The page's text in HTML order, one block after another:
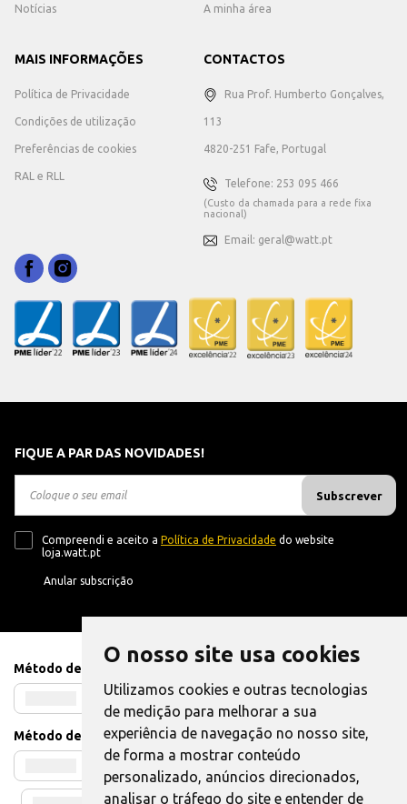
O nosso site usa cookies
Utilizamos cookies e outras tecnologias
de medição para melhorar a sua
experiência de navegação no nosso site,
de forma a mostrar conteúdo
personalizado, anúncios direcionados,
analisar o tráfego do site e entender de
Notícias A minha área
MAIS INFORMAÇÕES
Política de Privacidade
Condições de utilização
Preferências de cookies
RAL e RLL
CONTACTOS
Rua Prof. Humberto Gonçalves,
113
4820-251 Fafe, Portugal
Telefone: 253 095 466
(Custo da chamada para a rede fixa
nacional)
Email: geral@watt.pt
FIQUE A PAR DAS NOVIDADES!
Subscrever
Compreendi e aceito a Política de Privacidade do website
loja.watt.pt
Anular subscrição
Método de Pagamento
Método de Envio